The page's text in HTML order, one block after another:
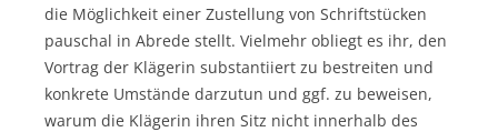
die Möglichkeit einer Zustellung von Schriftstücken
pauschal in Abrede stellt. Vielmehr obliegt es ihr, den
Vortrag der Klägerin substantiiert zu bestreiten und
konkrete Umstände darzutun und ggf. zu beweisen,
warum die Klägerin ihren Sitz nicht innerhalb des